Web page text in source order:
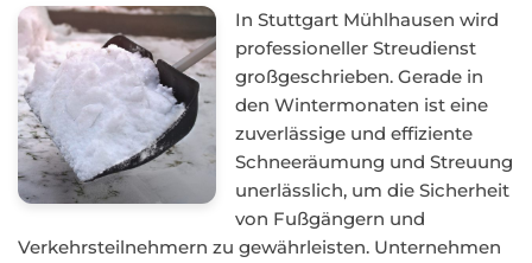
In Stuttgart Mühlhausen wird
professioneller Streudienst
großgeschrieben. Gerade in
den Wintermonaten ist eine
zuverlässige und effiziente
Schneeräumung und Streuung
unerlässlich, um die Sicherheit
von Fußgängern und
Verkehrsteilnehmern zu gewährleisten. Unternehmen